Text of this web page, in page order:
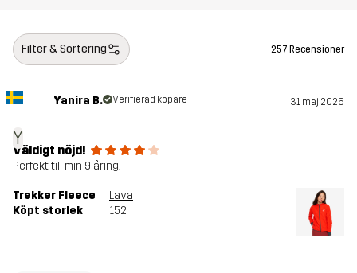
Filter & Sortering 257 Recensioner
Y
Yanira B. Verifierad köpare 31 maj 2026
Väldigt nöjd!
Perfekt till min 9 åring.
Trekker Fleece
Lava
Köpt storlek
152